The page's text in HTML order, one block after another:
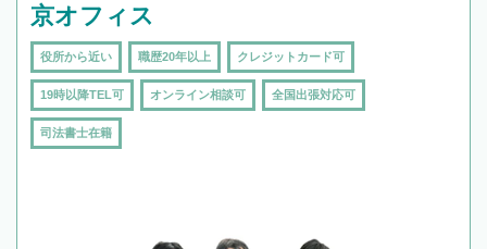
京オフィス
役所から近い 職歴20年以上 クレジットカード可
19時以降TEL可 オンライン相談可 全国出張対応可
司法書士在籍